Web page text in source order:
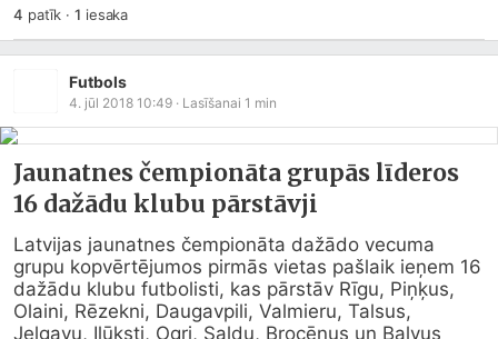
4 patīk ·1 iesaka
Futbols
4. jūl 2018 10:49 · Lasīšanai 1 min
Jaunatnes čempionāta grupās līderos
16 dažādu klubu pārstāvji
Latvijas jaunatnes čempionāta dažādo vecuma
grupu kopvērtējumos pirmās vietas pašlaik ieņem 16
dažādu klubu futbolisti, kas pārstāv Rīgu, Piņķus,
Olaini, Rēzekni, Daugavpili, Valmieru, Talsus,